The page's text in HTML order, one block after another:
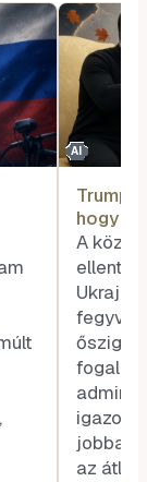
AI
Trump
hogy
A
őszig.
jobban
az